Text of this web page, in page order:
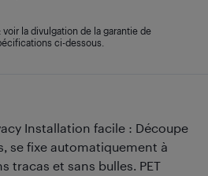
Installation facile : Découpe
se fixe automatiquement à
tracas et sans bulles. PET
la divulgation de la garantie de
ci-dessous.